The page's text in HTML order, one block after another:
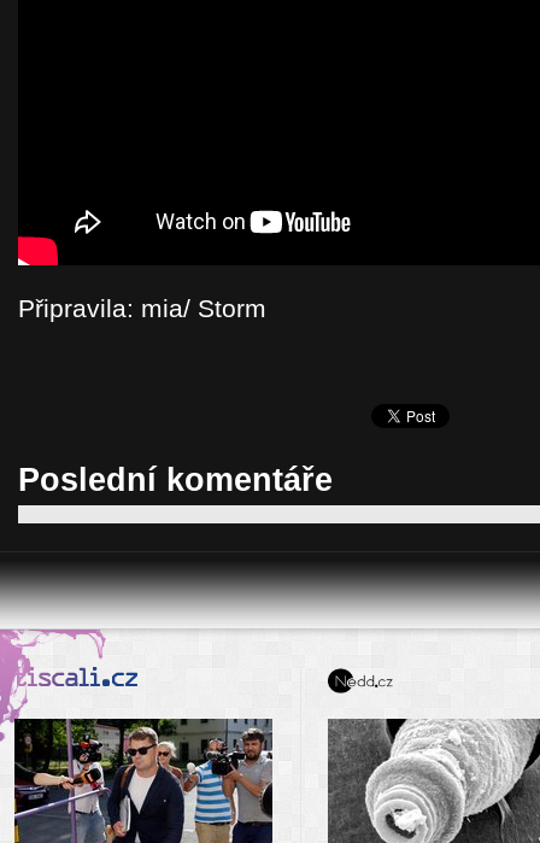
Připravila: mia/ Storm
Poslední komentáře